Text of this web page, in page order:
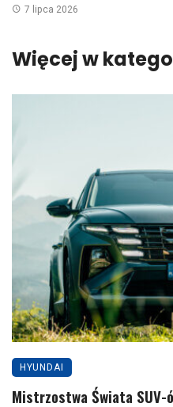
7 lipca 2026
Więcej w
HYUNDAI
Mistrzostwa Świata SUV-